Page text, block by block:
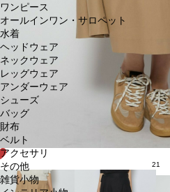
ワンピース
オールインワン・サロペット
水着
ヘッドウェア
ネックウェア
レッグウェア
アンダーウェア
シューズ
バッグ
財布
ベルト
アクセサリ
その他
雑貨小物
21